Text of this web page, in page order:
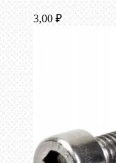
3,00 ₽